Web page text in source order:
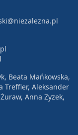
Beata Mańkowska,
Treffler, Aleksander
Anna Zyzek,